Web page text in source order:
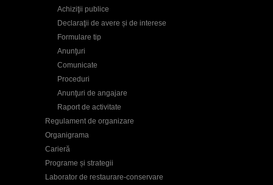
Achiziţii publice
Declaraţii de avere și de interese
Formulare tip
Anunţuri
Comunicate
Proceduri
Anunţuri de angajare
Raport de activitate
Regulament de organizare
Organigrama
Carieră
Programe și strategii
Laborator de restaurare-conservare